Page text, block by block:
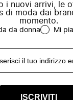
i nuovi arrivi, le
di moda dai
momento.
da donna Mi
ISCRIVITI